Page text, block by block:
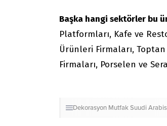
Başka hangi sektörler bu
Platformları, Kafe ve
Ürünleri Firmaları,
Firmaları, Porselen ve
Dekorasyon MutfakSuudi